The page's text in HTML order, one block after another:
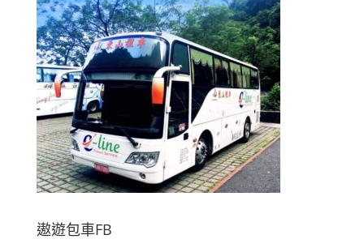
遨遊包車FB